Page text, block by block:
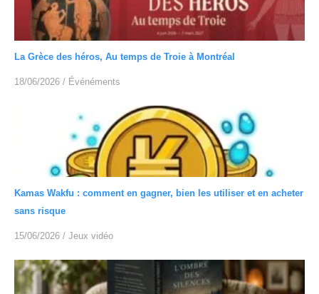
La Grèce des héros, Au temps de Troie à Montréal
18/06/2026 / Événéments
Kamas Wakfu : comment en gagner, bien les utiliser et en acheter
sans risque
15/06/2026 / Jeux vidéo